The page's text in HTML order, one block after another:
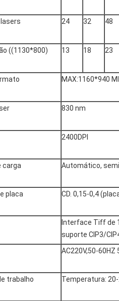
24 32 48
((1130*800) 13 18 23
MAX:1160*940
830 nm
2400DPI
carga Automático,
placa CD. 0,15-0,4
Interface Tiff de
suporte CIP3/
AC220V,50-60HZ
trabalho Temperatura: 20-